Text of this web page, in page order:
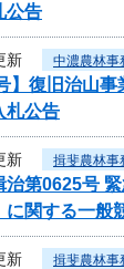
公告
新 中濃農林事
号】復旧治
札公告
新 揖斐農林事
治第0625号
に関する一般
新 揖斐農林事